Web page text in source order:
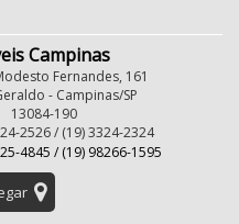
Campinas
Fernandes, 161
- Campinas/SP
13084-190
2526 / (19) 3324-2324
4845 / (19) 98266-1595